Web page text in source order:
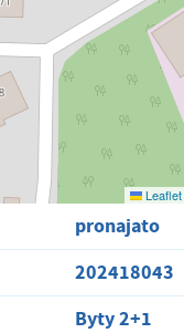
Leaflet
pronajato
202418043
Byty 2+1